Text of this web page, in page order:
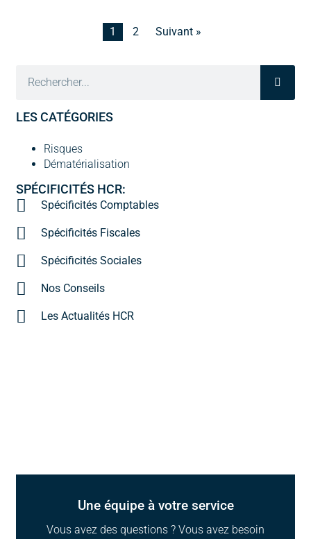
LES CATÉGORIES
Risques
Dématérialisation
SPÉCIFICITÉS HCR:
Spécificités Comptables
Spécificités Fiscales
Spécificités Sociales
Nos Conseils
Les Actualités HCR
Une équipe à votre service
Vous avez des questions ? Vous avez besoin
1 2 Suivant »